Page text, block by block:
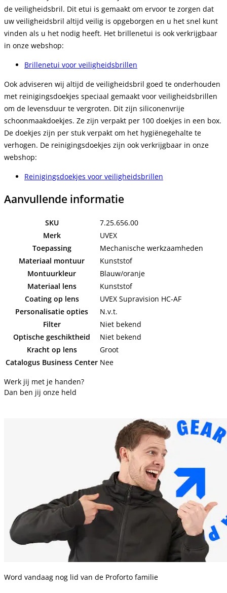
de veiligheidsbril. Dit etui is gemaakt om ervoor te zorgen dat
uw veiligheidsbril altijd veilig is opgeborgen en u het snel kunt
vinden als u het nodig heeft. Het brillenetui is ook verkrijgbaar
in onze webshop:
Brillenetui voor veiligheidsbrillen
Ook adviseren wij altijd de veiligheidsbril goed te onderhouden
met reinigingsdoekjes speciaal gemaakt voor veiligheidsbrillen
om de levensduur te vergroten. Dit zijn siliconenvrije
schoonmaakdoekjes. Ze zijn verpakt per 100 doekjes in een box.
De doekjes zijn per stuk verpakt om het hygiënegehalte te
verhogen. De reinigingsdoekjes zijn ook verkrijgbaar in onze
webshop:
Reinigingsdoekjes voor veiligheidsbrillen
Aanvullende informatie
SKU
7.25.656.00
Merk
UVEX
Toepassing
Mechanische werkzaamheden
Materiaal montuur
Kunststof
Montuurkleur
Blauw/oranje
Materiaal lens
Kunststof
Coating op lens
UVEX Supravision HC-AF
Personalisatie opties
N.v.t.
Filter
Niet bekend
Optische geschiktheid
Niet bekend
Kracht op lens
Groot
Catalogus Business Center Nee
Werk jij met je handen?
Dan ben jij onze held
Word vandaag nog lid van de Proforto familie